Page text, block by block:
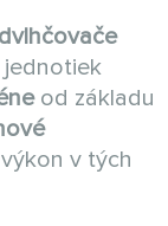
od základu
v tých